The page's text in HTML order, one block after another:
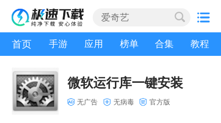
首页 手游 应用 榜单 合集 教程
微软运行库一键安装
无广告 无病毒 官方版